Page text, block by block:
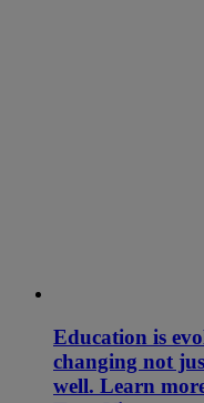
Education is
changing not
well. Learn